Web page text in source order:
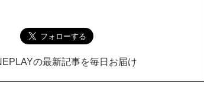
の最新記事を毎日お届け